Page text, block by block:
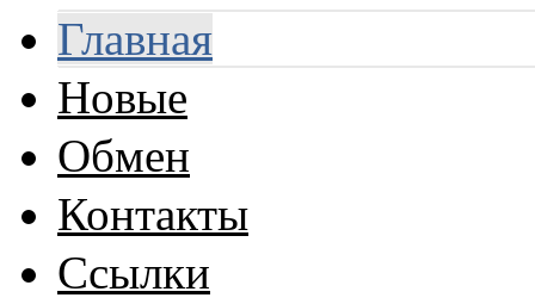
Главная
Новые
Обмен
Контакты
Ссылки